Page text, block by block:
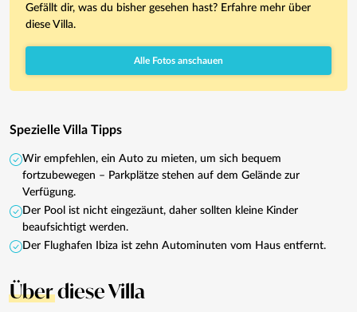
Gefällt dir, was du bisher gesehen hast? Erfahre mehr über
diese Villa.
Alle Fotos anschauen
Spezielle Villa Tipps
Wir empfehlen, ein Auto zu mieten, um sich bequem
fortzubewegen – Parkplätze stehen auf dem Gelände zur
Verfügung.
Der Pool ist nicht eingezäunt, daher sollten kleine Kinder
beaufsichtigt werden.
Der Flughafen Ibiza ist zehn Autominuten vom Haus entfernt.
Überdiese Villa